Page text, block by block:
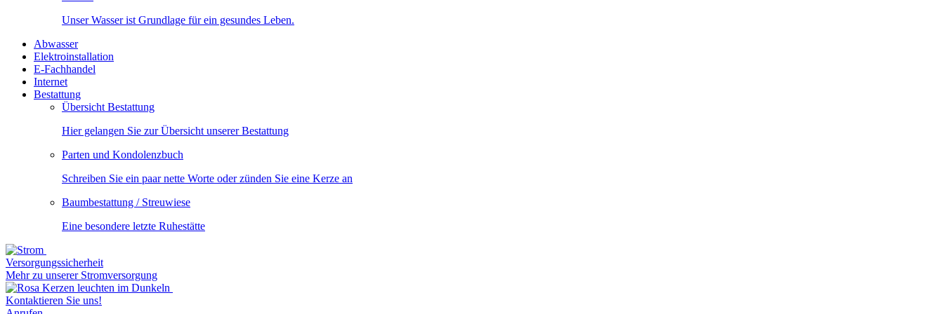
Unser Wasser ist Grundlage für ein gesundes Leben.
Abwasser
Elektroinstallation
E-Fachhandel
Internet
Bestattung
Übersicht Bestattung
Hier gelangen Sie zur Übersicht unserer Bestattung
Parten und Kondolenzbuch
Schreiben Sie ein paar nette Worte oder zünden Sie eine Kerze an
Baumbestattung / Streuwiese
Eine besondere letzte Ruhestätte
Versorgungssicherheit
Mehr zu unserer Stromversorgung
Kontaktieren Sie uns!